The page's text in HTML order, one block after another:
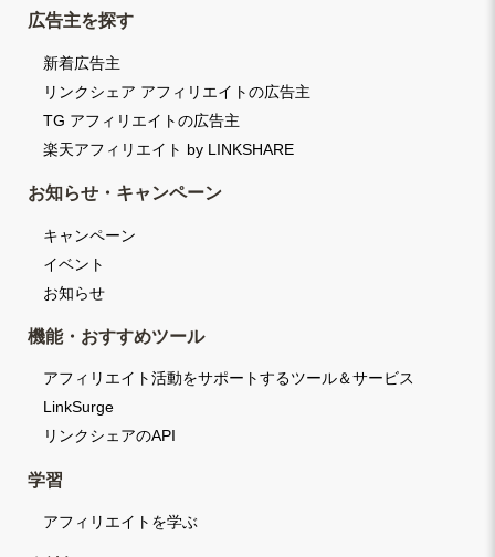
広告主を探す
新着広告主
リンクシェア アフィリエイトの広告主
TG アフィリエイトの広告主
楽天アフィリエイト by LINKSHARE
お知らせ・キャンペーン
キャンペーン
イベント
お知らせ
機能・おすすめツール
アフィリエイト活動をサポートするツール＆サービス
LinkSurge
リンクシェアのAPI
学習
アフィリエイトを学ぶ